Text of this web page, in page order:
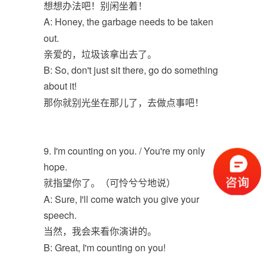
想想办法吧！别闲坐着！
A: Honey, the garbage needs to be taken
out.
亲爱的，垃圾该拿出去了。
B: So, don't just sit there, go do something
about it!
那你就别光坐在那儿了，去做点事吧！
9. I'm counting on you. / You're my only
hope.
就指望你了。（可怜兮兮地说）
A: Sure, I'll come watch you give your
speech.
当然，我会来看你演讲的。
B: Great, I'm counting on you!